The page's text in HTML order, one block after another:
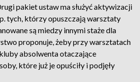
pakiet ustaw ma służyć aktywizacji
tych, którzy opuszczają warsztaty
są miedzy innymi staże dla
proponuje, żeby przy warsztatach
absolwenta otaczające
które już je opuściły i podjęły